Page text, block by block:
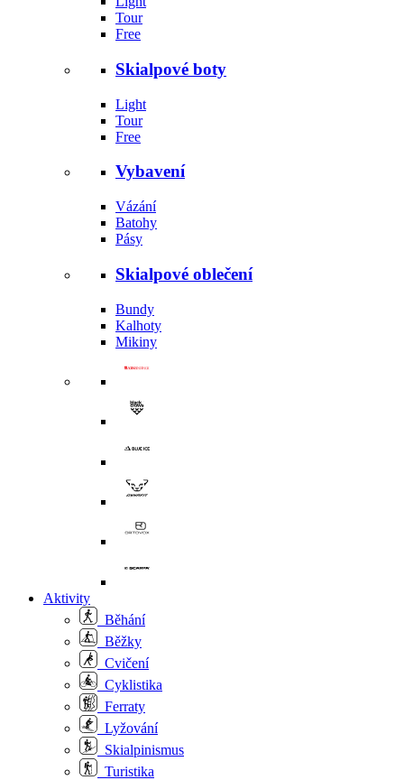
Tour
Free
Skialpové boty
Light
Tour
Free
Vybavení
Vázání
Batohy
Pásy
Skialpové oblečení
Bundy
Kalhoty
Mikiny
Aktivity
Běhání
Běžky
Cvičení
Cyklistika
Ferraty
Lyžování
Skialpinismus
Turistika